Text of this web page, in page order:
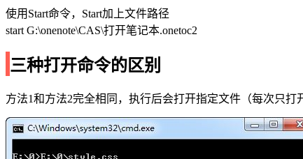
使用Start命令，Start加上文件路径
start G:\onenote\CAS\打开笔记本.onetoc2
三种打开命令的区别
方法1和方法2完全相同，执行后会打开指定文件（每次只